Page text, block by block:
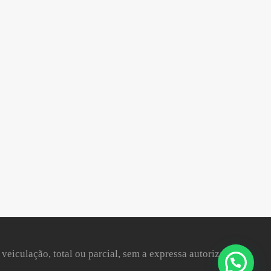
total ou parcial, sem a expressa autorização da
! Como podemos ajudar?